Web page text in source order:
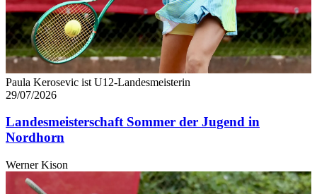
Paula Kerosevic ist U12-Landesmeisterin
29/07/2026
Landesmeisterschaft Sommer der Jugend in
Nordhorn
Werner Kison